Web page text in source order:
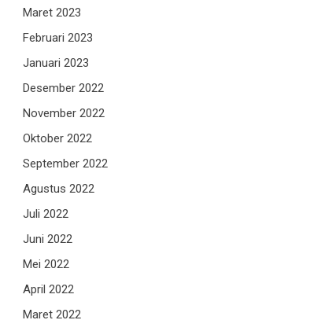
Maret 2023
Februari 2023
Januari 2023
Desember 2022
November 2022
Oktober 2022
September 2022
Agustus 2022
Juli 2022
Juni 2022
Mei 2022
April 2022
Maret 2022